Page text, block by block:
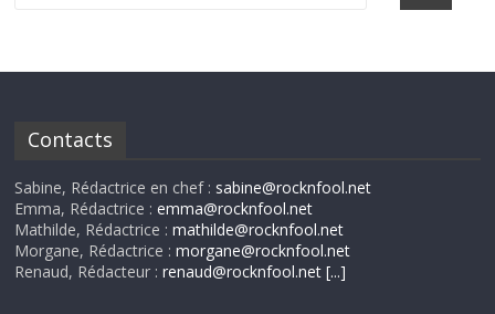
Contacts
Sabine, Rédactrice en chef : sabine@rocknfool.net
Emma, Rédactrice :emma@rocknfool.net
Mathilde, Rédactrice :mathilde@rocknfool.net
Morgane, Rédactrice :morgane@rocknfool.net
Renaud, Rédacteur :renaud@rocknfool.net [...]